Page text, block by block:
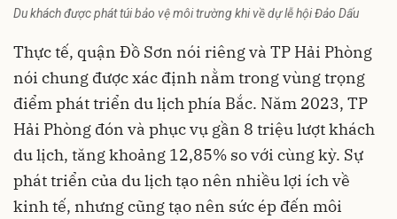
Du khách được phát túi bảo vệ môi trường khi về dự lễ hội Đảo Dấu
Thực tế, quận Đồ Sơn nói riêng và TP Hải Phòng
nói chung được xác định nằm trong vùng trọng
điểm phát triển du lịch phía Bắc. Năm 2023, TP
Hải Phòng đón và phục vụ gần 8 triệu lượt khách
du lịch, tăng khoảng 12,85% so với cùng kỳ. Sự
phát triển của du lịch tạo nên nhiều lợi ích về
kinh tế, nhưng cũng tạo nên sức ép đến môi